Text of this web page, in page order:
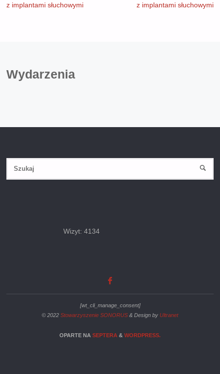
z implantami słuchowymi
z implantami słuchowymi
Wydarzenia
Wizyt: 4134
[wt_cli_manage_consent]
© 2022 Stowarzyszenie SONORUS & Design by Ultranet
OPARTE NA SEPTERA & WORDPRESS.